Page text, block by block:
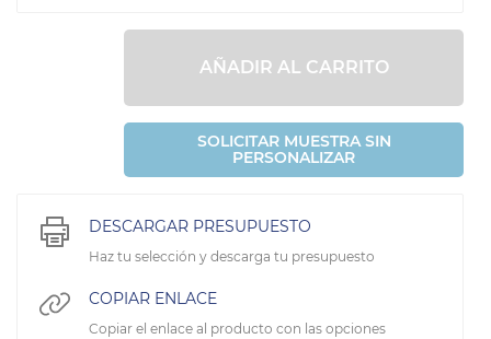
AÑADIR AL CARRITO
SOLICITAR MUESTRA SIN
PERSONALIZAR
DESCARGAR PRESUPUESTO
Haz tu selección y descarga tu presupuesto
COPIAR ENLACE
Copiar el enlace al producto con las opciones